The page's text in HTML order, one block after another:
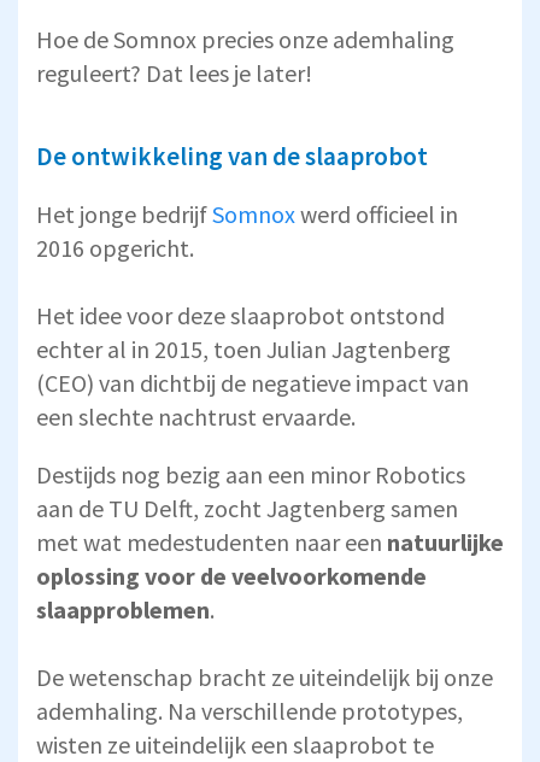
Hoe de Somnox precies onze ademhaling
reguleert? Dat lees je later!
De ontwikkeling van de slaaprobot
Het jonge bedrijfSomnoxwerd officieel in
2016 opgericht.
Het idee voor deze slaaprobot ontstond
echter al in 2015, toen Julian Jagtenberg
(CEO) van dichtbij de negatieve impact van
een slechte nachtrust ervaarde.
Destijds nog bezig aan een minor Robotics
aan de TU Delft, zocht Jagtenberg samen
met wat medestudenten naar een natuurlijke
oplossing voor de veelvoorkomende
slaapproblemen.
De wetenschap bracht ze uiteindelijk bij onze
ademhaling. Na verschillende prototypes,
wisten ze uiteindelijk een slaaprobot te